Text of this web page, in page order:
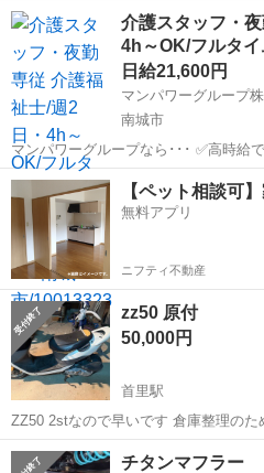
沖縄 首里駅 スズキ
介護スタッフ・
4h～OK/フルタ
日給21,600円
マンパワーグループ
南城市
マンパワーグループなら･･･ ✅️高時給で稼げる！ ✅️ライフスタイルに
合わせて働ける！ ✅️資格取得支援など福利厚生充実！ ✅️大手なので安
沖縄 南城市
【ペット相談可
無料アプリ
ニフティ不動産
zz50 原付
50,000円
首里駅
ZZ50 2stなので早いです 倉庫整理のた
沖縄 南城市 首里駅
チタンマフラー